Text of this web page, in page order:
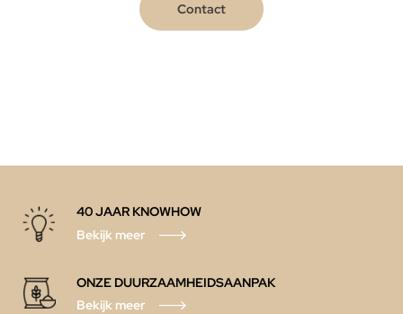
Contact
40 JAAR KNOWHOW
Bekijk meer
ONZE DUURZAAMHEIDSAANPAK
Bekijk meer